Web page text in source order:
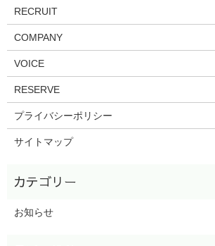
RECRUIT
COMPANY
VOICE
RESERVE
プライバシーポリシー
サイトマップ
お知らせ